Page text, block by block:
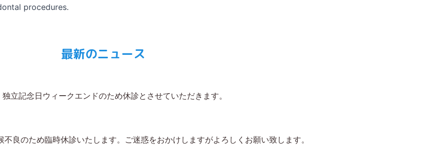
procedures.
最新のニュース
立記念日ウィークエンドのため休診とさせていただきます。
良のため臨時休診いたします。ご迷惑をおかけしますがよろしくお願い致します。